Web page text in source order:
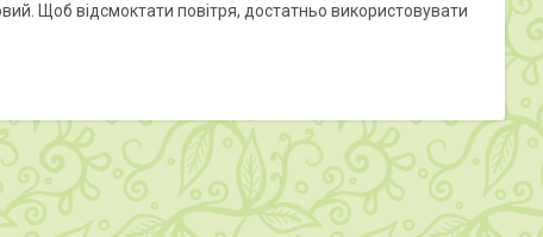
Щоб відсмоктати повітря, достатньо використовувати